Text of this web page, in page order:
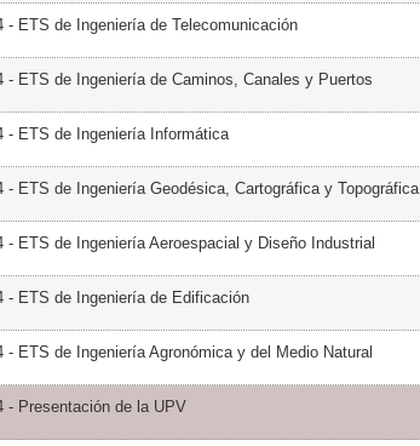
- ETS de Ingeniería de Telecomunicación
- ETS de Ingeniería de Caminos, Canales y Puertos
- ETS de Ingeniería Informática
- ETS de Ingeniería Geodésica, Cartográfica y Topográfica
- ETS de Ingeniería Aeroespacial y Diseño Industrial
- ETS de Ingeniería de Edificación
- ETS de Ingeniería Agronómica y del Medio Natural
- Presentación de la UPV